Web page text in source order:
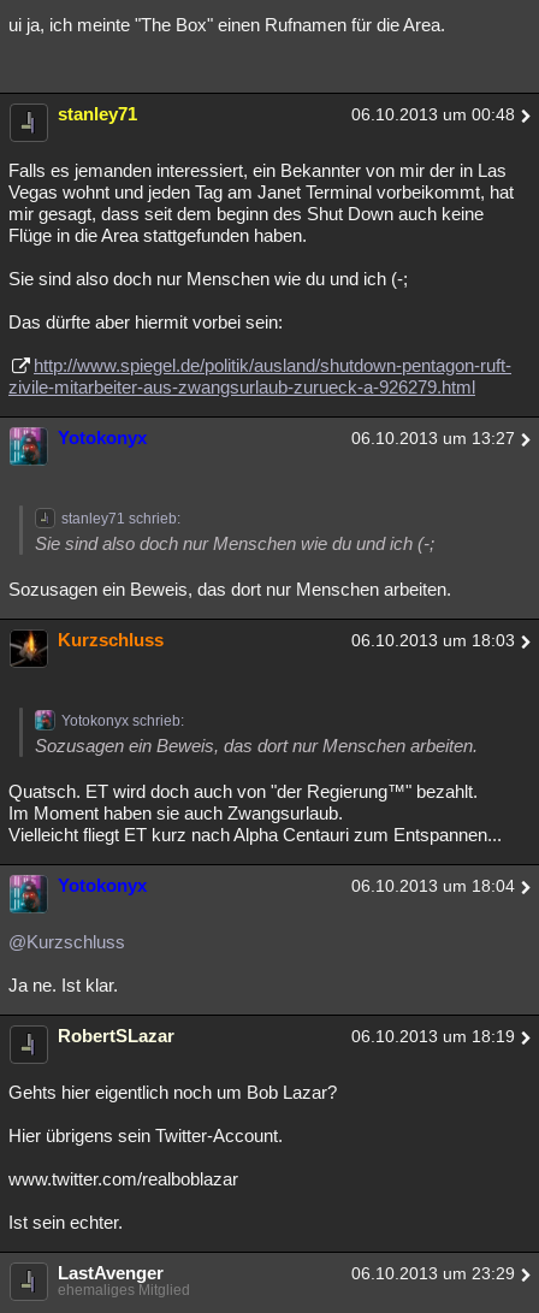
ui ja, ich meinte "The Box" einen Rufnamen für die Area.
stanley71 06.10.2013 um 00:48
Falls es jemanden interessiert, ein Bekannter von mir der in Las
Vegas wohnt und jeden Tag am Janet Terminal vorbeikommt, hat
mir gesagt, dass seit dem beginn des Shut Down auch keine
Flüge in die Area stattgefunden haben.
Sie sind also doch nur Menschen wie du und ich (-;
Das dürfte aber hiermit vorbei sein:
http://www.spiegel.de/politik/ausland/shutdown-pentagon-ruft-
zivile-mitarbeiter-aus-zwangsurlaub-zurueck-a-926279.html
Yotokonyx 06.10.2013 um 13:27
stanley71 schrieb:
Sie sind also doch nur Menschen wie du und ich (-;
Sozusagen ein Beweis, das dort nur Menschen arbeiten.
Kurzschluss 06.10.2013 um 18:03
Yotokonyx schrieb:
Sozusagen ein Beweis, das dort nur Menschen arbeiten.
Quatsch. ET wird doch auch von "der Regierung™" bezahlt.
Im Moment haben sie auch Zwangsurlaub.
Vielleicht fliegt ET kurz nach Alpha Centauri zum Entspannen...
Yotokonyx 06.10.2013 um 18:04
@Kurzschluss
Ja ne. Ist klar.
RobertSLazar 06.10.2013 um 18:19
Gehts hier eigentlich noch um Bob Lazar?
Hier übrigens sein Twitter-Account.
www.twitter.com/realboblazar
Ist sein echter.
LastAvenger 06.10.2013 um 23:29
ehemaliges Mitglied